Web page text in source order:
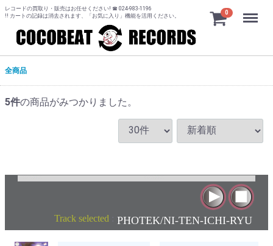
レコードの買取り・販売はお任せください! ☎ 024-983-1196
!! カートの記録は消去されます、「お気に入り」機能を活用ください。
0 Menu
全商品
5件の商品がみつかりました。
Track selected : PHOTEK/NI-TEN-ICHI-RYU